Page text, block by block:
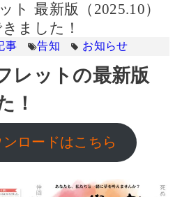
ト 最新版（2025.10）
ました！
事 告知 お知らせ
レットの最新版
！
ロードはこちら